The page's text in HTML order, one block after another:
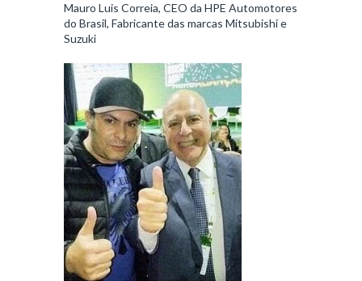
Mauro Luis Correia, CEO da HPE Automotores
do Brasil, Fabricante das marcas Mitsubishi e
Suzuki